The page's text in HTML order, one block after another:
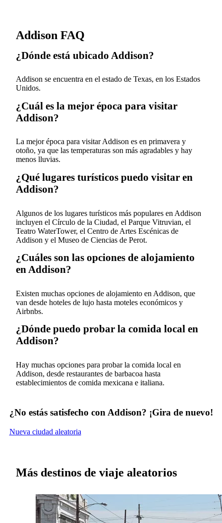
Addison FAQ
¿Dónde está ubicado Addison?
Addison se encuentra en el estado de Texas, en los Estados
Unidos.
¿Cuál es la mejor época para visitar
Addison?
La mejor época para visitar Addison es en primavera y
otoño, ya que las temperaturas son más agradables y hay
menos lluvias.
¿Qué lugares turísticos puedo visitar en
Addison?
Algunos de los lugares turísticos más populares en Addison
incluyen el Círculo de la Ciudad, el Parque Vitruvian, el
Teatro WaterTower, el Centro de Artes Escénicas de
Addison y el Museo de Ciencias de Perot.
¿Cuáles son las opciones de alojamiento
en Addison?
Existen muchas opciones de alojamiento en Addison, que
van desde hoteles de lujo hasta moteles económicos y
Airbnbs.
¿Dónde puedo probar la comida local en
Addison?
Hay muchas opciones para probar la comida local en
Addison, desde restaurantes de barbacoa hasta
establecimientos de comida mexicana e italiana.
¿No estás satisfecho con Addison? ¡Gira de nuevo!
Nueva ciudad aleatoria
Más destinos de viaje aleatorios